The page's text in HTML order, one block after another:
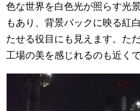
色な世界を白色光が照らす光
もあり、背景バックに映る紅
たせる役目にも見えます。た
工場の美を感じれるのも近く